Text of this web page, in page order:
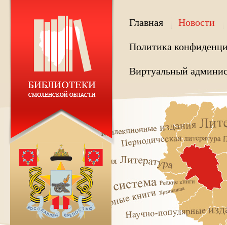
Главная Новости
Политика
Виртуальный